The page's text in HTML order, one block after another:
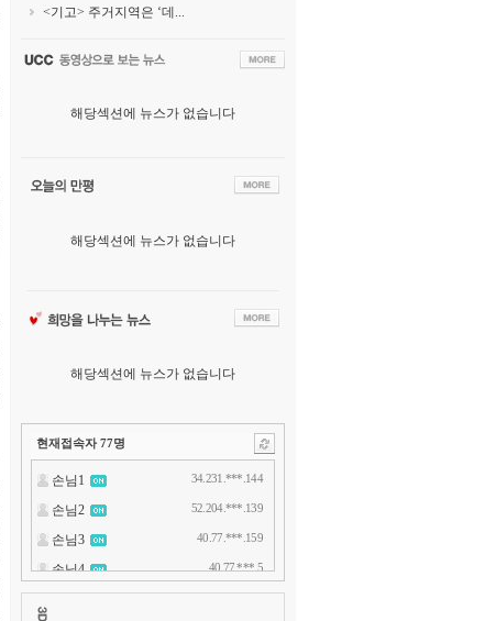
<기고> 주거지역은 ‘데...
해당섹션에 뉴스가 없습니다
해당섹션에 뉴스가 없습니다
해당섹션에 뉴스가 없습니다
현재접속자 77명